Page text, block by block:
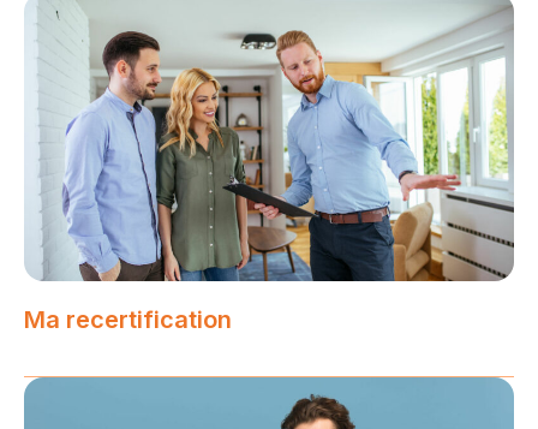
Ma recertification